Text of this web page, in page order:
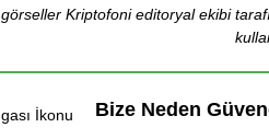
Kriptofoni editoryal ekibi
Bize Neden